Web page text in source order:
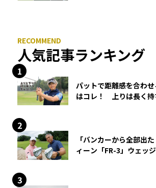
人気記事ランキング
パットで距離感を合わ
はコレ！ 上りは長く持
「バンカーから全部出
ィーン「FR-3」ウェッ